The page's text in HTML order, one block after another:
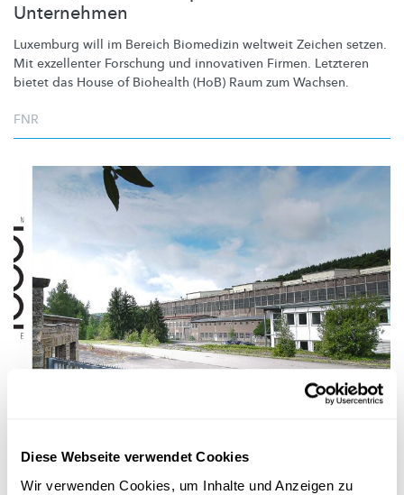
Diese Webseite verwendet Cookies
Wir verwenden Cookies, um Inhalte und Anzeigen zu
Unternehmen
Luxemburg will im Bereich Biomedizin weltweit Zeichen setzen.
Mit exzellenter Forschung und innovativen Firmen. Letzteren
bietet das House of Biohealth (HoB) Raum zum Wachsen.
FNR
Projekt Neischmelz: In Dudelange wird aus einem
Industriestandort einÖko-Stadtteilsamt Inkubator für